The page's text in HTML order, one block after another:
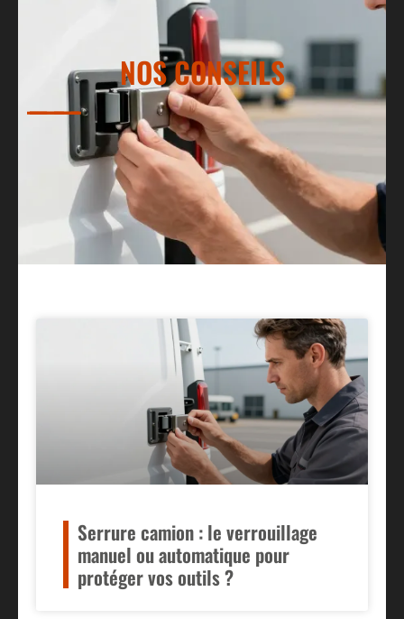
NOS CONSEILS
Serrure camion : le verrouillage
manuel ou automatique pour
protéger vos outils ?